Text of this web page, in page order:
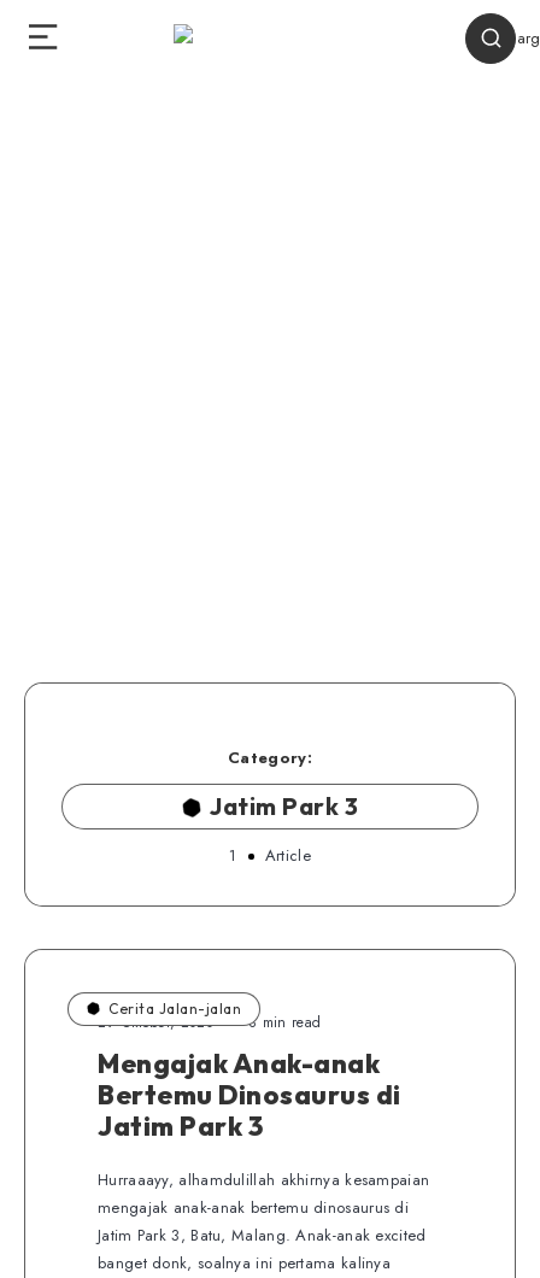
Category:
Jatim Park 3
1 Article
Cerita Jalan-jalan
29 Oktober, 2020 8 min read
Mengajak Anak-anak
Bertemu Dinosaurus di
Jatim Park 3
Hurraaayy, alhamdulillah akhirnya kesampaian
mengajak anak-anak bertemu dinosaurus di
Jatim Park 3, Batu, Malang. Anak-anak excited
banget donk, soalnya ini pertama kalinya